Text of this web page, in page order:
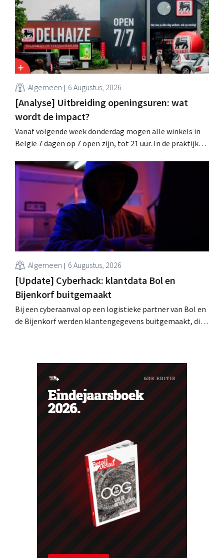
Algemeen 6 Augustus, 2026
[Analyse] Uitbreiding openingsuren: wat
wordt de impact?
Vanaf volgende week donderdag mogen alle winkels in
België 7 dagen op 7 open zijn, tot 21 uur. In de praktijk
arbeidswetgeving een hinderpaal. Is er een gelijk
speelveld?
Algemeen 6 Augustus, 2026
[Update] Cyberhack: klantdata Bol en
Bijenkorf buitgemaakt
Bij een cyberaanval op een logistieke partner van Bol en
de Bijenkorf werden klantengegevens buitgemaakt, die